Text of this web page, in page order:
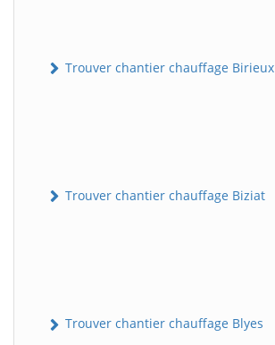
Trouver chantier chauffage Birieux
Trouver chantier chauffage Biziat
Trouver chantier chauffage Blyes